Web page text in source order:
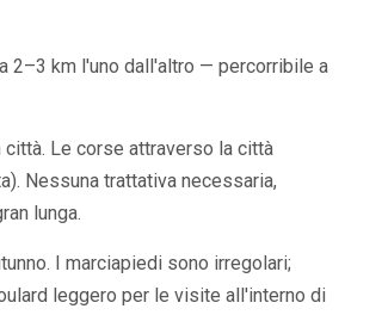
2–3 km l'uno dall'altro — percorribile a
città. Le corse attraverso la città
Nessuna trattativa necessaria,
lunga.
I marciapiedi sono irregolari;
leggero per le visite all'interno di